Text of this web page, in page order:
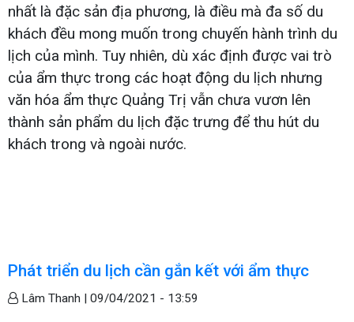
nhất là đặc sản địa phương, là điều mà đa số du
khách đều mong muốn trong chuyến hành trình du
lịch của mình. Tuy nhiên, dù xác định được vai trò
của ẩm thực trong các hoạt động du lịch nhưng
văn hóa ẩm thực Quảng Trị vẫn chưa vươn lên
thành sản phẩm du lịch đặc trưng để thu hút du
khách trong và ngoài nước.
Phát triển du lịch cần gắn kết với ẩm thực
Lâm Thanh | 09/04/2021 - 13:59